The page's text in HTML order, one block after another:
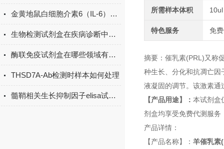
金黄地鼠白细胞介素6（IL-6）ELISA检测试剂盒说明书
生物检测试剂盒在疾病诊断中的重要性
酶联免疫试剂盒在哪些领域有广泛应用？
THSD7A-Ab检测时样本如何处理
髓鞘相关生长抑制因子elisa试剂盒原理
所需样本体积 10ul
特色服务 免
摘要：催乳素(PRL)又称
种生长、分化和抗凋亡
液凝固的调节。该激素
【产品用途】： 本试剂盒
剂盒均享受免费代测服务
产品详情：
【产品名称】： 羊催乳素